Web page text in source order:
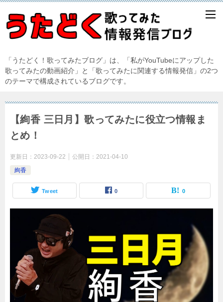
「うたどく！歌ってみたブログ」は、「私がYouTubeにアップした
歌ってみたの動画紹介」と「歌ってみたに関連する情報発信」の2つ
のテーマで構成されているブログです。
【絢香 三日月】歌ってみたに役立つ情報ま
とめ！
更新日： 2023-09-22 公開日： 2021-04-10
絢香
Tweet 0 0